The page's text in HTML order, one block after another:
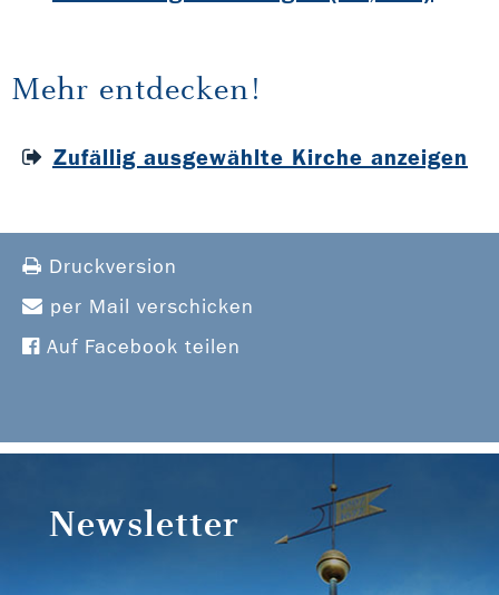
Mehr entdecken!
Zufällig ausgewählte Kirche anzeigen
Druckversion
per Mail verschicken
Auf Facebook teilen
Newsletter